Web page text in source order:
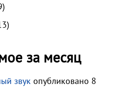
за месяц
звук опубликовано 8